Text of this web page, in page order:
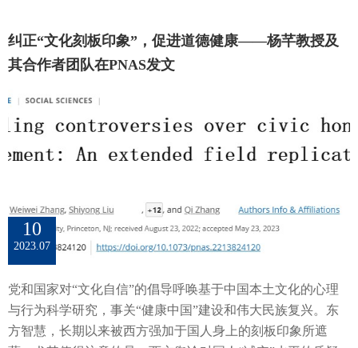
纠正“文化刻板印象”，促进道德健康——杨芊教授及
其合作者团队在PNAS发文
10
2023.07
党和国家对“文化自信”的倡导呼唤基于中国本土文化的心理
与行为科学研究，事关“健康中国”建设和伟大民族复兴。东
方智慧，长期以来被西方强加于国人身上的刻板印象所遮